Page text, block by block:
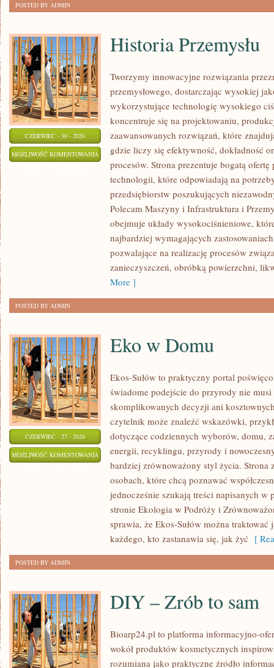
POSTED BY ADMIN
CZERWIEC - 30 - 2026
MOŻLIWOŚĆ KOMENTOWANIA HISTORIA
PRZEMYSŁU
Historia Przemysłu
Tworzymy innowacyjne rozwiązania
przemysłowego, dostarczając wysokiej
wykorzystujące technologię wysokiego
koncentruje się na projektowaniu,
zaawansowanych rozwiązań, które
gdzie liczy się efektywność, dokładność
procesów. Strona prezentuje bogatą ofertę
technologii, które odpowiadają na
przedsiębiorstw poszukujących
Polecam Maszyny i Infrastruktura i
obejmuje układy wysokociśnieniowe,
najbardziej wymagających
pozwalające na realizację procesów
zanieczyszczeń, obróbką powierzchni,
More ]
POSTED BY ADMIN
CZERWIEC - 27 - 2026
MOŻLIWOŚĆ KOMENTOWANIA
DOMU
Eko w Domu
Ekos-Sułów to praktyczny portal
świadome podejście do przyrody nie
skomplikowanych decyzji ani
czytelnik może znaleźć wskazówki,
dotyczące codziennych wyborów, domu,
energii, recyklingu, przyrody i
bardziej zrównoważony styl życia. Strona
osobach, które chcą poznawać
jednocześnie szukają treści napisanych w
stronie Ekologia w Podróży i
sprawia, że Ekos-Sułów można
każdego, kto zastanawia się, jak żyć [
POSTED BY ADMIN
DIY – Zrób to sam
Bioarp24.pl to platforma informacyjno-
wokół produktów kosmetycznych
rozumiana jako praktyczne źródło